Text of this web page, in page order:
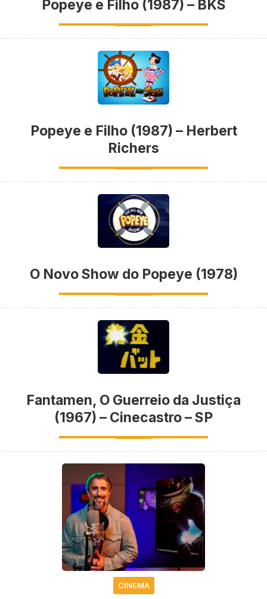
Popeye e Filho (1987) – BKS
Popeye e Filho (1987) – Herbert
Richers
O Novo Show do Popeye (1978)
Fantamen, O Guerreio da Justiça
(1967) – Cinecastro – SP
CINEMA